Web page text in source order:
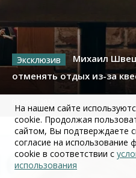
Михаил
отменять отдых из-за
На нашем сайте
cookie. Продолжая
сайтом, Вы подтверждаете
согласие на использование
cookie в соответствии с
использования